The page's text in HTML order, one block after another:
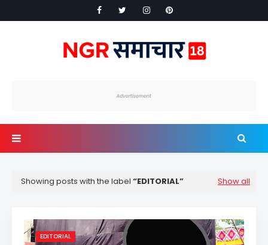
Showing posts with the label EDITORIAL Show all
EDITORIAL